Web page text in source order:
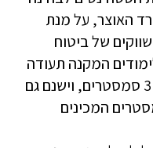
האוצר, על מנת
של ביטוח
המקנה תעודה
לעסוק בייעוץ פנסיוני נמשך 3 סמסטרים, וישנם גם
מקוצרים של 2 סמסטרים המכינים